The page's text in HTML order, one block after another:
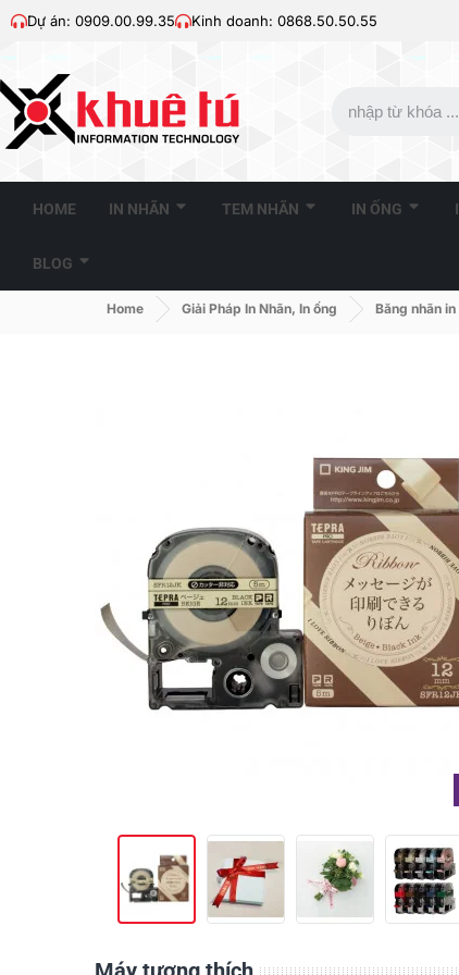
Dự án: 0909.00.99.35 Kinh doanh: 0868.50.50.55
HOME IN NHÃN TEM NHÃN IN ỐNG
BLOG
Home Giải Pháp In Nhãn, In ống Băng nhãn in